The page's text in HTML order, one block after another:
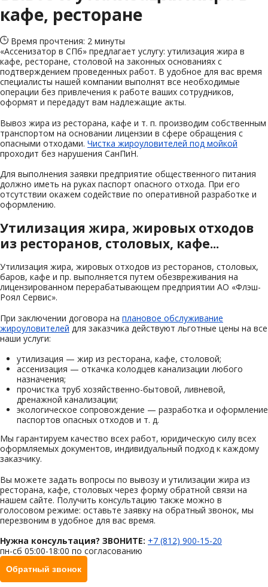
кафе, ресторане
Время прочтения: 2 минуты
«Ассенизатор в СПб» предлагает услугу: утилизация жира в
кафе, ресторане, столовой на законных основаниях с
подтверждением проведенных работ. В удобное для вас время
специалисты нашей компании выполнят все необходимые
операции без привлечения к работе ваших сотрудников,
оформят и передадут вам надлежащие акты.
Вывоз жира из ресторана, кафе и т. п. производим собственным
транспортом на основании лицензии в сфере обращения с
опасными отходами. Чистка жироуловителей под мойкой
проходит без нарушения СанПиН.
Для выполнения заявки предприятие общественного питания
должно иметь на руках паспорт опасного отхода. При его
отсутствии окажем содействие по оперативной разработке и
оформлению.
Утилизация жира, жировых отходов
из ресторанов, столовых, кафе...
Утилизация жира, жировых отходов из ресторанов, столовых,
баров, кафе и пр. выполняется путем обезвреживания на
лицензированном перерабатывающем предприятии АО «Флэш-
Роял Сервис».
При заключении договора на плановое обслуживание
жироуловителей для заказчика действуют льготные цены на все
наши услуги:
утилизация — жир из ресторана, кафе, столовой;
ассенизация — откачка колодцев канализации любого
назначения;
прочистка труб хозяйственно-бытовой, ливневой,
дренажной канализации;
экологическое сопровождение — разработка и оформление
паспортов опасных отходов и т. д.
Мы гарантируем качество всех работ, юридическую силу всех
оформляемых документов, индивидуальный подход к каждому
заказчику.
Вы можете задать вопросы по вывозу и утилизации жира из
ресторана, кафе, столовых через форму обратной связи на
нашем сайте. Получить консультацию также можно в
голосовом режиме: оставьте заявку на обратный звонок, мы
перезвоним в удобное для вас время.
Нужна консультация? ЗВОНИТЕ: +7 (812) 900-15-20
пн-сб 05:00-18:00 по согласованию
Обратный звонок